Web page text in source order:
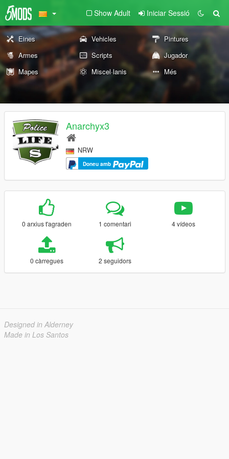
Show Adult Iniciar Sessió
Eines Vehicles
Pintures
Armes
Scripts
Jugador
Mapes
Miscel·lanis Més
Anarchyx3
NRW
Doneu amb
0 arxius t'agraden 1 comentari 4 vídeos
0 càrregues 2 seguidors
Designed in Alderney
Made in Los Santos